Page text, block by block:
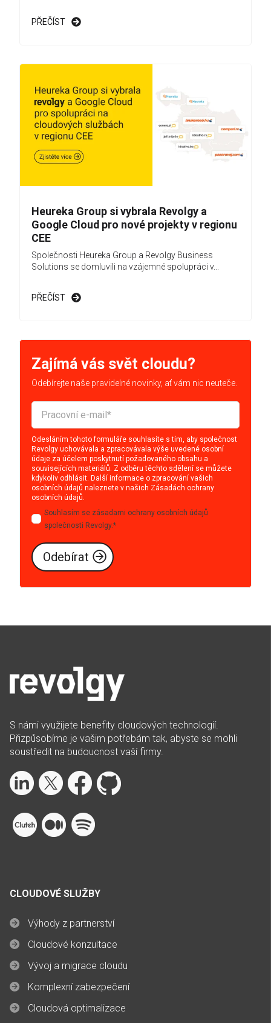
PŘEČÍST
Heureka Group si vybrala Revolgy a
Google Cloud pro nové projekty v regionu
CEE
Společnosti Heureka Group a Revolgy Business
Solutions se domluvili na vzájemné spolupráci v...
PŘEČÍST
Zajímá vás svět cloudu?
Odebírejte naše pravidelné novinky, ať vám nic neuteče.
Odesláním tohoto formuláře souhlasíte s tím, aby společnost
Revolgy uchovávala a zpracovávala výše uvedené osobní
údaje za účelem poskytnutí požadovaného obsahu a
souvisejících materiálů. Z odběru těchto sdělení se můžete
kdykoliv odhlásit. Další informace o zpracování vašich
osobních údajů naleznete v našich Zásadách ochrany
osobních údajů
Souhlasím se zásadami ochrany osobních údajů
společnosti Revolgy.*
S námi využijete benefity cloudových technologií.
Přizpůsobíme je vašim potřebám tak, abyste se mohli
soustředit na budoucnost vaší firmy.
CLOUDOVÉ SLUŽBY
Výhody z partnerství
Cloudové konzultace
Vývoj a migrace cloudu
Komplexní zabezpečení
Cloudová optimalizace